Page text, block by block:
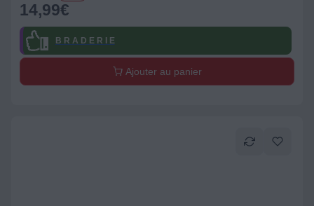
14,99€
B R A D E R I E
Ajouter au panier